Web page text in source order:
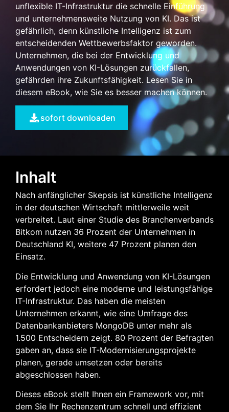
unflexible IT-Infrastruktur die schnelle Einführung
und unternehmensweite Nutzung von KI. Das ist
gefährlich, denn künstliche Intelligenz ist zum
entscheidenden Wettbewerbsfaktor geworden.
Unternehmen, die bei der Entwicklung und
Anwendungen von KI-Lösungen zurückfallen,
gefährden ihre Zukunftsfähigkeit. Lesen Sie in
diesem eBook, wie Sie es besser machen können.
sofort downloaden
Inhalt
Nach anfänglicher Skepsis ist künstliche Intelligenz
in der deutschen Wirtschaft mittlerweile weit
verbreitet. Laut einer Studie des Branchenverbands
Bitkom nutzen 36 Prozent der Unternehmen in
Deutschland KI, weitere 47 Prozent planen den
Einsatz.
Die Entwicklung und Anwendung von KI-Lösungen
erfordert jedoch eine moderne und leistungsfähige
IT-Infrastruktur. Das haben die meisten
Unternehmen erkannt, wie eine Umfrage des
Datenbankanbieters MongoDB unter mehr als
1.500 Entscheidern zeigt. 80 Prozent der Befragten
gaben an, dass sie IT-Modernisierungsprojekte
planen, gerade umsetzen oder bereits
abgeschlossen haben.
Dieses eBook stellt Ihnen ein Framework vor, mit
dem Sie Ihr Rechenzentrum schnell und effizient